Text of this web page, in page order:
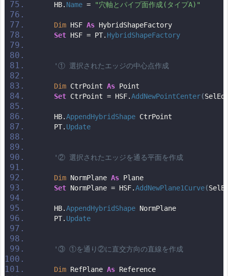
    HB.
Name = "穴軸とパイプ面作成(タイプA)"
Dim HSF As HybridShapeFactory
Set HSF = PT. HybridShapeFactory
'① 選択されたエッジの中心点作成
Dim CtrPoint As Point
Set CtrPoint = HSF.AddNewPointCenter(
    HB.
AppendHybridShape CtrPoint
    PT.
Update
'② 選択されたエッジを通る平面を作成
Dim NormPlane As Plane
Set NormPlane = HSF.AddNewPlane1Curve(
    HB.
AppendHybridShape NormPlane
    PT.
Update
'③ ①を通り②に直交方向の直線を作成
Dim RefPlane As Reference